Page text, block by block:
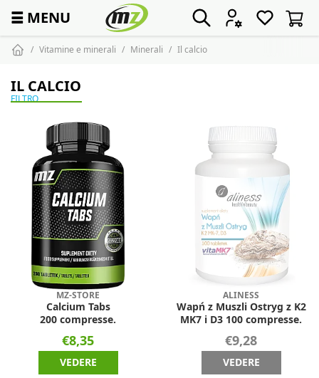
☰ MENU
Vitamine e minerali Minerali Il calcio
IL CALCIO
FILTRO
MZ-STORE
Calcium Tabs
200 compresse.
€8,35
VEDERE
ALINESS
Wapń z Muszli Ostryg z K2
MK7 i D3 100 compresse.
€9,28
VEDERE